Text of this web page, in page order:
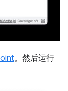
。然后运行